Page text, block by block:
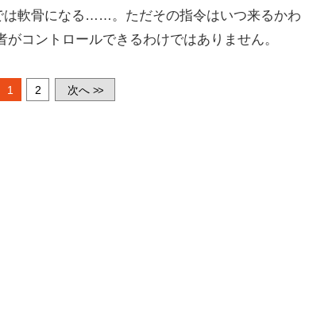
は軟骨になる……。ただその指令はいつ来るかわ
コントロールできるわけではありません。
1 2 次へ >>